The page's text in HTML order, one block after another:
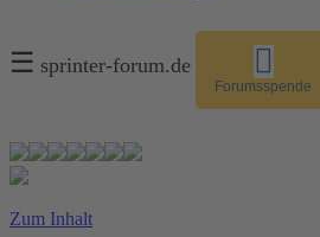
☰ sprinter-forum.de
Forumsspende
Zum Inhalt